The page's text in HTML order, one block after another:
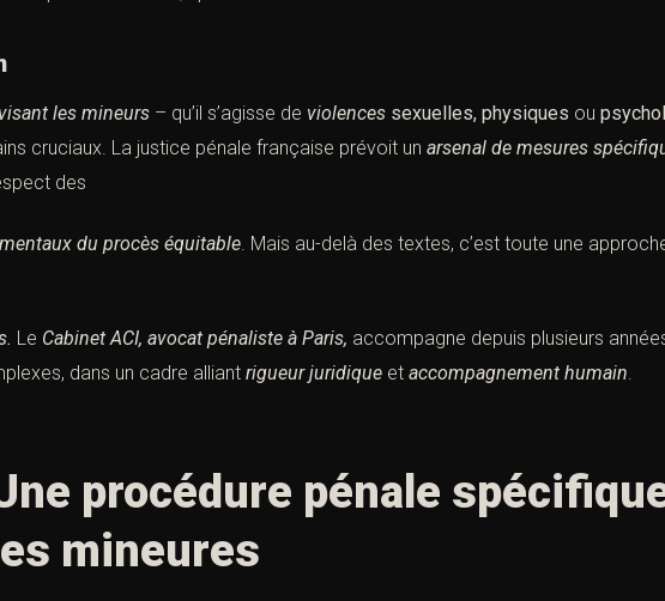
les mineurs – qu’il s’agisse de violences sexuelles, physiques ou
cruciaux. La justice pénale française prévoit un arsenal de mesures
des
du procès équitable . Mais au-delà des textes, c’est toute une
Le Cabinet ACI, avocat pénaliste à Paris, accompagne depuis plusieurs
dans un cadre alliant rigueur juridique et accompagnement humain.
procédure pénale
mineures